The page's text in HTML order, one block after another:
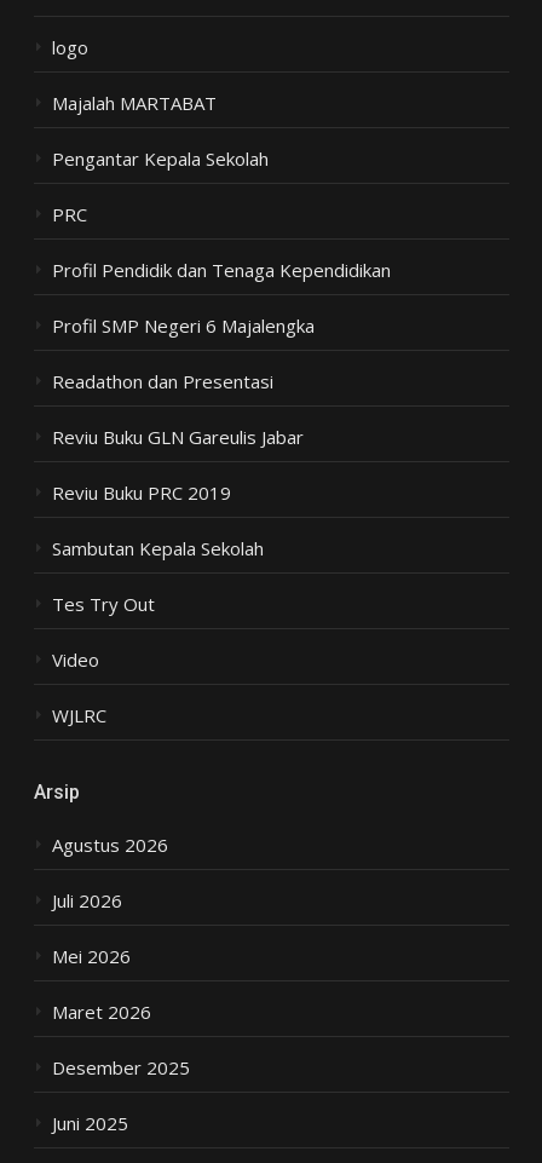
logo
Majalah MARTABAT
Pengantar Kepala Sekolah
PRC
Profil Pendidik dan Tenaga Kependidikan
Profil SMP Negeri 6 Majalengka
Readathon dan Presentasi
Reviu Buku GLN Gareulis Jabar
Reviu Buku PRC 2019
Sambutan Kepala Sekolah
Tes Try Out
Video
WJLRC
Arsip
Agustus 2026
Juli 2026
Mei 2026
Maret 2026
Desember 2025
Juni 2025